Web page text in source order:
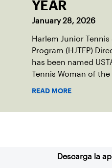
YEAR
January 28, 2026
Harlem Junior
Program (HJTEP)
has been named
Tennis Woman of the
READ MORE
Descarga la